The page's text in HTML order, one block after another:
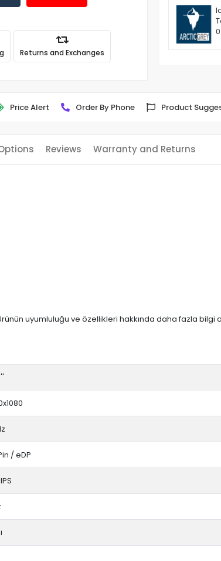
Returns and Exchanges
Price Alert Order By Phone Product
Reviews Warranty and Returns
uyumluluğu ve özellikleri hakkında daha fazla
/ eDP